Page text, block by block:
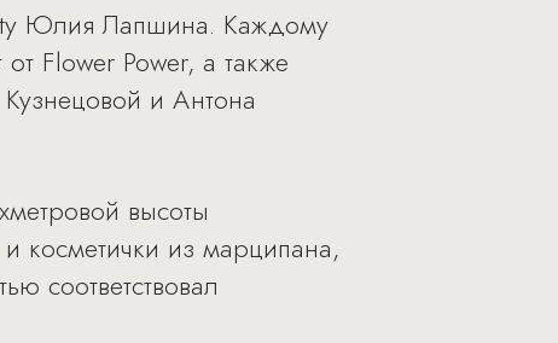
Юлия Лапшина. Каждому
Flower Power, а также
и Антона
высоты
косметички из марципана,
соответствовал